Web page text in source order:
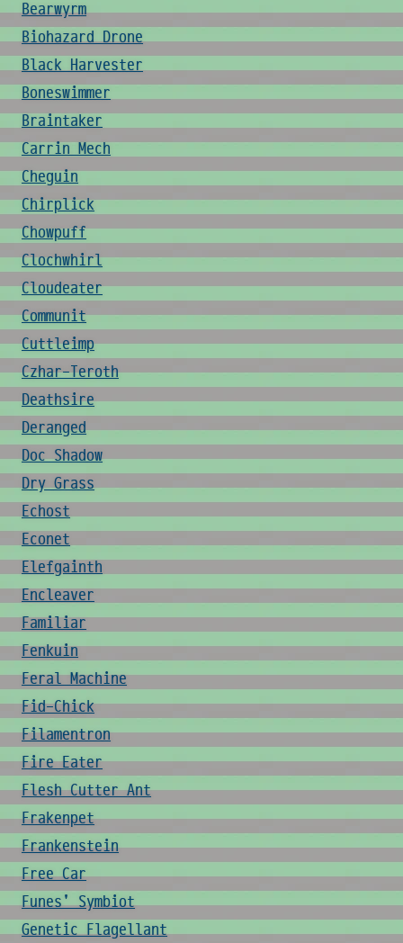
Bearwyrm
Biohazard Drone
Black Harvester
Boneswimmer
Braintaker
Carrin Mech
Cheguin
Chirplick
Chowpuff
Clochwhirl
Cloudeater
Communit
Cuttleimp
Czhar-Teroth
Deathsire
Deranged
Doc Shadow
Dry Grass
Echost
Econet
Elefgainth
Encleaver
Familiar
Fenkuin
Feral Machine
Fid-Chick
Filamentron
Fire Eater
Flesh Cutter Ant
Frakenpet
Frankenstein
Free Car
Funes' Symbiot
Genetic Flagellant